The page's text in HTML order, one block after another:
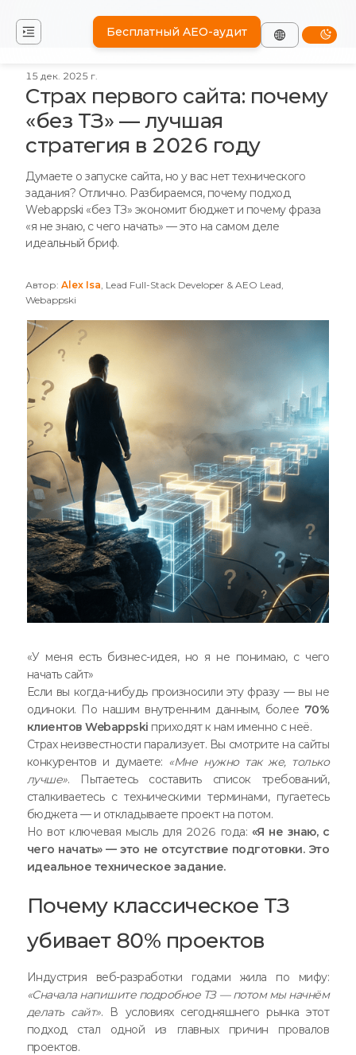
Бесплатный AEO-аудит
15 дек. 2025 г.
Страх первого сайта: почему
«без ТЗ» — лучшая
стратегия в 2026 году
Думаете о запуске сайта, но у вас нет технического
задания? Отлично. Разбираемся, почему подход
Webappski «без ТЗ» экономит бюджет и почему фраза
«я не знаю, с чего начать» — это на самом деле
идеальный бриф.
Автор: Alex Isa, Lead Full-Stack Developer & AEO Lead,
Webappski
«У меня есть бизнес-идея, но я не понимаю, с чего
начать сайт»
Если вы когда-нибудь произносили эту фразу — вы не
одиноки. По нашим внутренним данным, более 70%
клиентов Webappski приходят к нам именно с неё.
Страх неизвестности парализует. Вы смотрите на сайты
конкурентов и думаете: «Мне нужно так же, только
лучше». Пытаетесь составить список требований,
сталкиваетесь с техническими терминами, пугаетесь
бюджета — и откладываете проект на потом.
Но вот ключевая мысль для 2026 года: «Я не знаю, с
чего начать» — это не отсутствие подготовки. Это
идеальное техническое задание.
Почему классическое ТЗ
убивает 80% проектов
Индустрия веб-разработки годами жила по мифу:
«Сначала напишите подробное ТЗ — потом мы начнём
делать сайт». В условиях сегодняшнего рынка этот
подход стал одной из главных причин провалов
проектов.